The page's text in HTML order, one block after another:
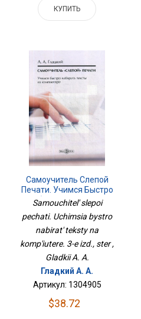
КУПИТЬ
Самоучитель Слепой
Печати. Учимся Быстро
Набирать Тексты На
Компьютере. 3-Е Изд.,
Стер
Samouchitel' slepoi
pechati. Uchimsia bystro
nabirat' teksty na
komp'iutere. 3-e izd., ster ,
Gladkii A. A.
Гладкий А. А.
Артикул: 1304905
$38.72